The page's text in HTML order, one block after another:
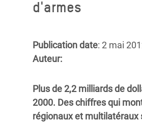
Conflits et Catastrophes
Services Essentiels
Gender, Rights, and
#MonClimatMonAvenir
Derrière notre
d'armes
Publication date: 2 mai
Auteur:
Plus de 2,2 milliards de
2000. Des chiffres qui
régionaux et multilatéraux